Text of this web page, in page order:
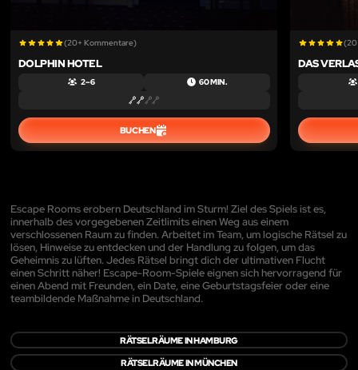
(20+ Kommentare)
DOLPHIN HOTEL
2 – 6 60 MIN.
BUCHEN
DAS
Escape Rooms erobern Deutschland im Sturm! Ziel des Spiels ist es,
innerhalb des vorgegebenen Zeitlimits einen Weg aus einem
verschlossenen Raum zu finden. Arbeitet im Team, um logische Rätsel zu
lösen, Hinweise zu entdecken und der Handlung zu folgen, um das
Geheimnis zu lüften. Jedes Rätsel bringt dich der ultimativen Flucht
einen Schritt näher! Escape-Room-Spiele eignen sich hervorragend für
einen Abend mit Freunden, ein Date, eine Geburtstagsfeier oder eine
teambildende Maßnahme in Deutschland.
RÄTSELRÄUME IN HAMBURG
RÄTSELRÄUME IN MÜNCHEN